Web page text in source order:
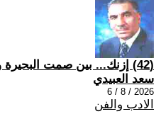
(42) إزنك... بين صمت البحيرة وذاكرة الحجر
سعد العبيدي
2026 / 8 / 6
الادب والفن